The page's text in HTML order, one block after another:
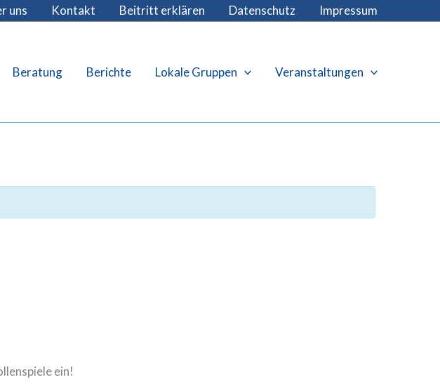
uns Kontakt Beitritt erklären Datenschutz Impressum
Beratung Berichte Lokale Gruppen Veranstaltungen
ein!